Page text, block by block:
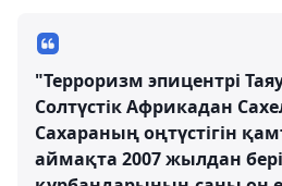
"Терроризм эпицентрі
Солтүстік Африкадан
Сахараның оңтүстігін
аймақта 2007 жылдан